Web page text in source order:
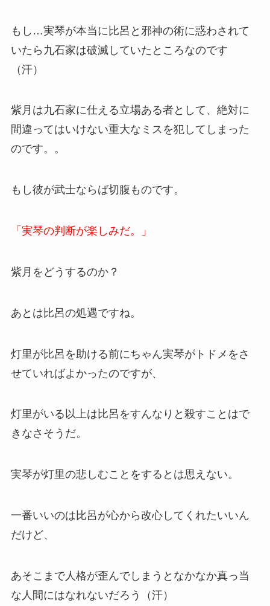
もし…実琴が本当に比呂と邪神の術に惑わされて
いたら九石家は破滅していたところなのです
（汗）
紫月は九石家に仕える立場ある者として、絶対に
間違ってはいけない重大なミスを犯してしまった
のです。。
もし彼が武士ならば切腹ものです。
「実琴の判断が楽しみだ。」
紫月をどうするのか？
あとは比呂の処遇ですね。
灯里が比呂を助ける前にちゃん実琴がトドメをさ
せていればよかったのですが、
灯里がいる以上は比呂をすんなりと殺すことはで
きなさそうだ。
実琴が灯里の悲しむことをするとは思えない。
一番いいのは比呂が心から改心してくれたいいん
だけど、
あそこまで人格が歪んでしまうとなかなか真っ当
な人間にはなれないだろう（汗）